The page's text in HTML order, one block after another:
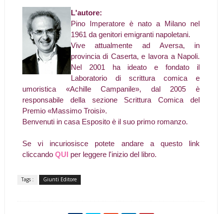
L'autore:
Pino Imperatore è nato a Milano nel
1961 da genitori emigranti napoletani.
Vive attualmente ad Aversa, in
provincia di Caserta, e lavora a Napoli.
Nel 2001 ha ideato e fondato il
Laboratorio di scrittura comica e
umoristica «Achille Campanile», dal 2005 è
responsabile della sezione Scrittura Comica del
Premio «Massimo Troisi».
Benvenuti in casa Esposito è il suo primo romanzo.
Se vi incuriosisce potete andare a questo link
cliccando QUI per leggere l'inizio del libro.
Tags : Giunti Editore